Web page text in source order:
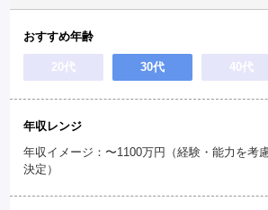
おすすめ年齢
20代 30代 40代
年収レンジ
年収イメージ：〜1100万円（経験・能力を考
決定）